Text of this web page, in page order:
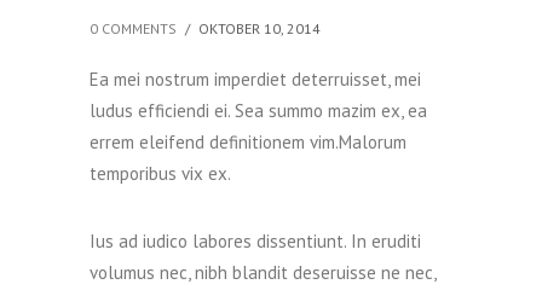
0 COMMENTS / OKTOBER 10, 2014
Ea mei nostrum imperdiet deterruisset, mei
ludus efficiendi ei. Sea summo mazim ex, ea
errem eleifend definitionem vim.Malorum
temporibus vix ex.
Ius ad iudico labores dissentiunt. In eruditi
volumus nec, nibh blandit deseruisse ne nec,